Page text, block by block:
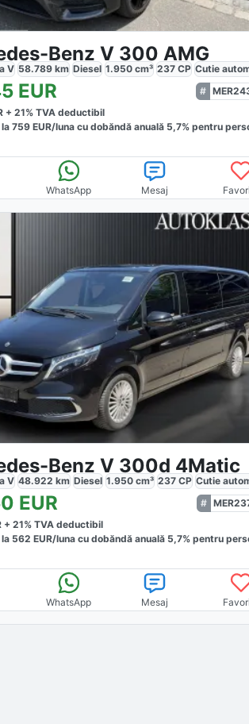
Benz V 300 AMG
V 58.789 km Diesel 1.950 cm³ 237 CP Cutie
EUR
+21% TVA deductibil
la759 EUR/luna cu dobăndă anuală 5,7% pentru
WhatsApp Mesaj
Benz V 300d 4Matic
V 48.922 km Diesel 1.950 cm³ 237 CP Cutie
EUR
+21% TVA deductibil
562 EUR/luna cu dobăndă anuală 5,7% pentru
WhatsApp Mesaj